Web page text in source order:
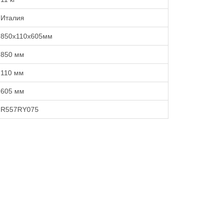
Италия
850х110х605мм
850 мм
110 мм
605 мм
R557RY075